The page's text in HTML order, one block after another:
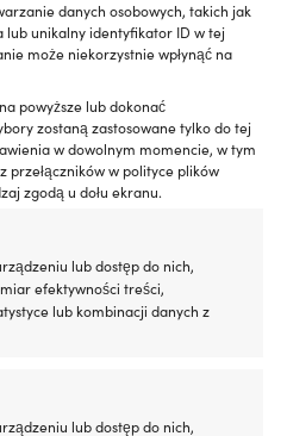
danych osobowych, takich jak
lub unikalny identyfikator ID w tej
może niekorzystnie wpłynąć na
powyższe lub dokonać
zostaną zastosowane tylko do tej
w dowolnym momencie, w tym
przełączników w polityce plików
zgodą u dołu ekranu.
lub dostęp do nich,
efektywności treści,
lub kombinacji danych z
lub dostęp do nich,
3,58€
1 W MAGAZYNIE (MOŻE BYĆ
ZAMÓWIONY)
Connector Male, mosiądz, 1/2″